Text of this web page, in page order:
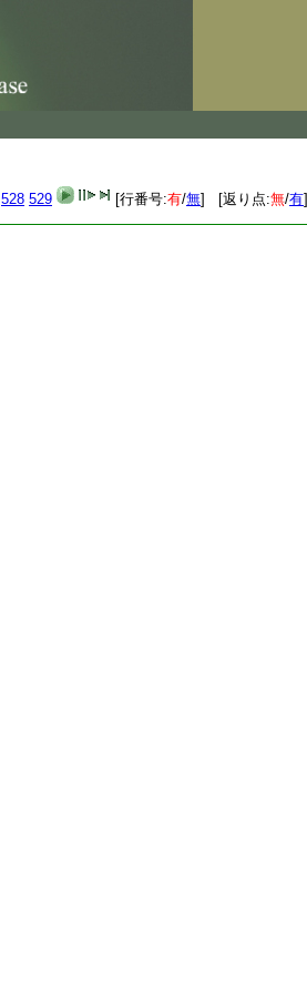
528 529 [行番号:有/無] [返り点:無/有]